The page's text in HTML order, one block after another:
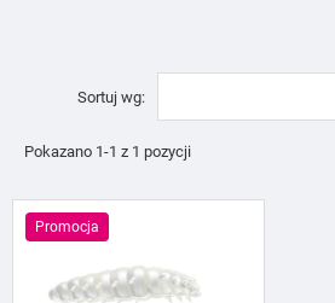
Sortuj wg:
Pokazano 1-1 z 1 pozycji
Promocja